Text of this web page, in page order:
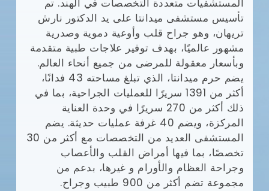
المستشفيات متعددة التخصصات في الهند. تم
تأسيس مستشفى ميدانتا على يد الدكتور نارش
تريهان، وهو جراح قلب وأوعية دموية وصدرية
مشهور عالميًا، بهدف توفير علاجات طبية متقدمة
وبأسعار معقولة للمرضى من جميع أنحاء العالم.
يضم حرم ميدانتا، الذي تبلغ مساحته 43 فدانًا،
أكثر من 1391 سريرًا للعمليات الجراحية، بما في
ذلك أكثر من 270 سريرًا في وحدة العناية
المركزة، ويضم 40 غرفة عمليات حديثة. يضم
المستشفى العديد من التخصصات مع أكثر من 30
تخصصًا، بما فيها أمراض القلب والأعصاب
وجراحة العظام والأورام و غيرها، بدعم من
مجموعة تضم أكثر من 900 طبيب وجراح.